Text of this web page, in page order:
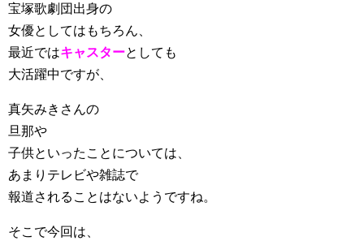
宝塚歌劇団出身の
女優としてはもちろん、
最近ではキャスターとしても
大活躍中ですが、
真矢みきさんの
旦那や
子供といったことについては、
あまりテレビや雑誌で
報道されることはないようですね。
そこで今回は、